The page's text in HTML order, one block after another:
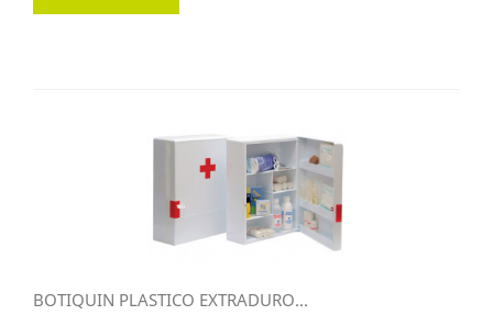
BOTIQUIN PLASTICO EXTRADURO...